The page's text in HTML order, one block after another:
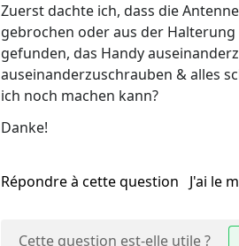
Zuerst dachte ich, dass die
gebrochen oder aus der
gefunden, das Handy
auseinanderzuschrauben & alles
ich noch machen kann?
Danke!
Répondre à cette question J'ai le
Cette question est-elle utile ?